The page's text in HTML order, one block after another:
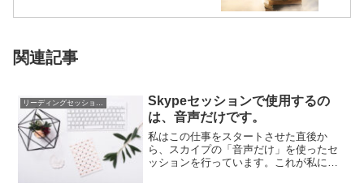
関連記事
Skypeセッションで使用するの
は、音声だけです。
私はこの仕事をスタートさせた直後か
ら、スカイプの「音声だけ」を使ったセ
ッションを行っています。これが私にと